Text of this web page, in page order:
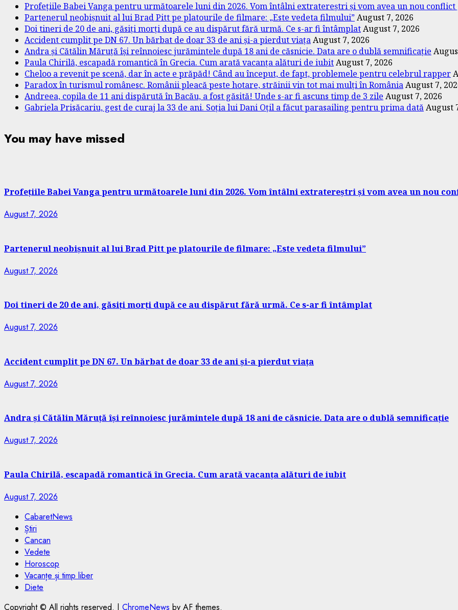
Profețiile Babei Vanga pentru următoarele luni din 2026. Vom întâlni extratereștri și vom avea un nou conflict
Partenerul neobișnuit al lui Brad Pitt pe platourile de filmare: „Este vedeta filmului”August 7, 2026
Doi tineri de 20 de ani, găsiți morți după ce au dispărut fără urmă. Ce s-ar fi întâmplatAugust 7, 2026
Accident cumplit pe DN 67. Un bărbat de doar 33 de ani și-a pierdut viațaAugust 7, 2026
Andra și Cătălin Măruță își reînnoiesc jurămintele după 18 ani de căsnicie. Data are o dublă semnificație
Paula Chirilă, escapadă romantică în Grecia. Cum arată vacanța alături de iubitAugust 7, 2026
Cheloo a revenit pe scenă, dar în acte e prăpăd! Când au început, de fapt, problemele pentru celebrul rapper
Paradox în turismul românesc. Românii pleacă peste hotare, străinii vin tot mai mulți în RomâniaAugust 7,
Andreea, copila de 11 ani dispărută în Bacău, a fost găsită! Unde s-ar fi ascuns timp de 3 zile August 7, 2026
Gabriela Prisăcariu, gest de curaj la 33 de ani. Soția lui Dani Oțil a făcut parasailing pentru prima datăAugust
You may have missed
Profețiile Babei Vanga pentru următoarele luni din 2026. Vom întâlni extratereștri și vom avea un nou
August 7, 2026
Partenerul neobișnuit al lui Brad Pitt pe platourile de filmare: „Este vedeta filmului”
August 7, 2026
Doi tineri de 20 de ani, găsiți morți după ce au dispărut fără urmă. Ce s-ar fi întâmplat
August 7, 2026
Accident cumplit pe DN 67. Un bărbat de doar 33 de ani și-a pierdut viața
August 7, 2026
Andra și Cătălin Măruță își reînnoiesc jurămintele după 18 ani de căsnicie. Data are o dublă semnificație
August 7, 2026
Paula Chirilă, escapadă romantică în Grecia. Cum arată vacanța alături de iubit
August 7, 2026
CabaretNews
Știri
Cancan
Vedete
Horoscop
Vacanțe și timp liber
Diete
Copyright © All rights reserved. | ChromeNews by AF themes.